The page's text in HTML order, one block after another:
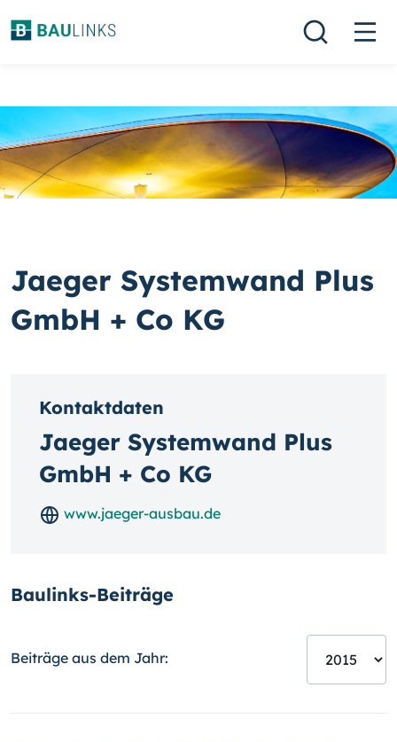
Jaeger Systemwand Plus
GmbH + Co KG
Kontaktdaten
Jaeger Systemwand Plus
GmbH + Co KG
www.jaeger-ausbau.de
Baulinks-Beiträge
Beiträge aus dem Jahr: